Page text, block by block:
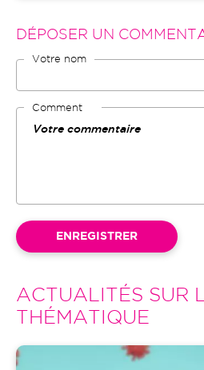
DÉPOSER UN
Votre nom
Comment
ACTUALITÉS SUR
THÉMATIQUE
Image